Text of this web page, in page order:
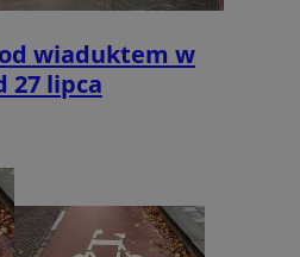
wiaduktem w
27 lipca